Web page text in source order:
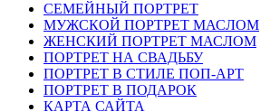
СЕМЕЙНЫЙ ПОРТРЕТ
МУЖСКОЙ ПОРТРЕТ МАСЛОМ
ЖЕНСКИЙ ПОРТРЕТ МАСЛОМ
ПОРТРЕТ НА СВАДЬБУ
ПОРТРЕТ В СТИЛЕ ПОП-АРТ
ПОРТРЕТ В ПОДАРОК
КАРТА САЙТА